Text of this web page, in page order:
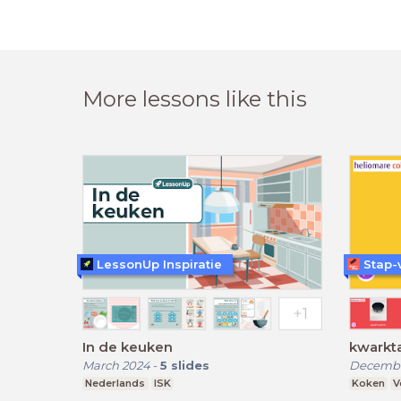
More lessons like this
In de keuken
March 2024- 5 slides
Nederlands ISK
LessonUp Inspiratie
Koken